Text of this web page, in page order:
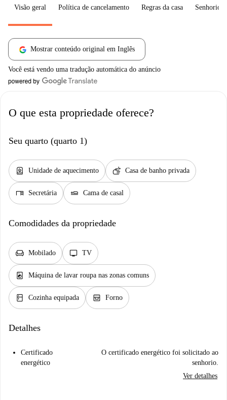
Visão geral Política de cancelamento Regras da casa Senhorio
Mostrar conteúdo original em Inglês
Você está vendo uma tradução automática do anúncio
O que esta propriedade oferece?
Seu quarto (quarto 1)
water_heater Unidade de aquecimento soap Casa de banho privada
desk Secretária airline_seat_flat Cama de casal
Comodidades da propriedade
chair Mobilado tv TV
local_laundry_service Máquina de lavar roupa nas zonas comuns
kitchen Cozinha equipada oven_gen Forno
Detalhes
Certificado
energético
O certificado energético foi solicitado ao
senhorio.
Ver detalhes